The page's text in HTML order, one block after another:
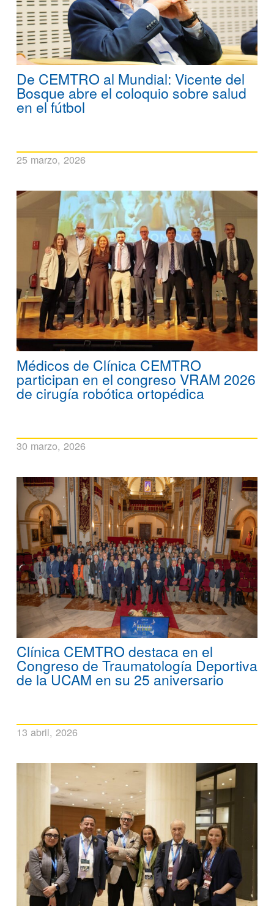
De CEMTRO al Mundial: Vicente del
Bosque abre el coloquio sobre salud
en el fútbol
25 marzo, 2026
Médicos de Clínica CEMTRO
participan en el congreso VRAM 2026
de cirugía robótica ortopédica
30 marzo, 2026
Clínica CEMTRO destaca en el
Congreso de Traumatología Deportiva
de la UCAM en su 25 aniversario
13 abril, 2026